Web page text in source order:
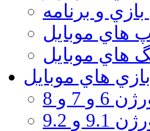
بازي و برنامه
هاي موبايل
هاي موبايل
بازي هاي موبايل
و 7 و 8
و 9.2